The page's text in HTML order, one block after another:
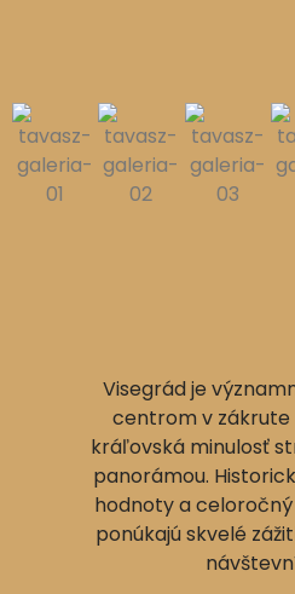
Visegrád je
centrom v zákrute
kráľovská minulosť
panorámou.
hodnoty a
ponúkajú skvelé